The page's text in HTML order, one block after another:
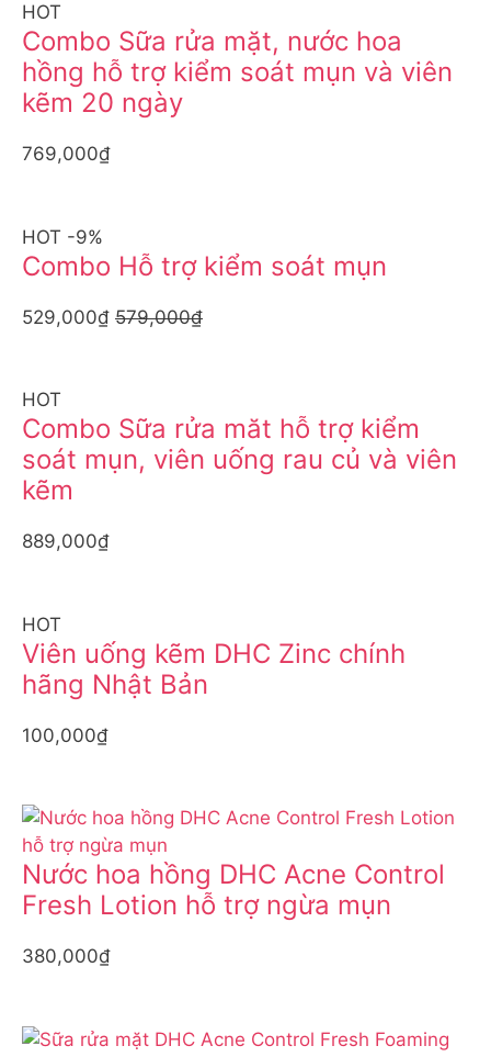
HOT
Combo Sữa rửa mặt, nước hoa
hồng hỗ trợ kiểm soát mụn và viên
kẽm 20 ngày
769,000₫
HOT -9%
Combo Hỗ trợ kiểm soát mụn
529,000₫ 579,000₫
HOT
Combo Sữa rửa măt hỗ trợ kiểm
soát mụn, viên uống rau củ và viên
kẽm
889,000₫
HOT
Viên uống kẽm DHC Zinc chính
hãng Nhật Bản
100,000₫
Nước hoa hồng DHC Acne Control
Fresh Lotion hỗ trợ ngừa mụn
380,000₫